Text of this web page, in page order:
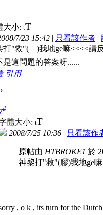
大小: tT
7/23 15:42 | 只看該作者 |
打"救"(
)我地ge嘛<<<<請
是這問題的答案呀......
引用
#
體大小: tT
2008/7/25 10:36 | 只看該作
原帖由 HTBROKE1 於
神黎打"救"(膠)我地ge嘛
, o k , its turn for the